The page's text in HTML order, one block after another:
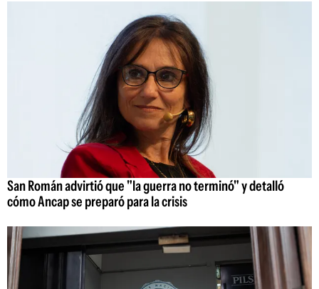
San Román advirtió que "la guerra no terminó" y detalló
cómo Ancap se preparó para la crisis